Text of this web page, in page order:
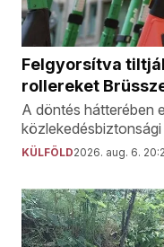
Felgyorsítva
rollereket
A döntés hátterében
KÜLFÖLD2026. aug. 6.